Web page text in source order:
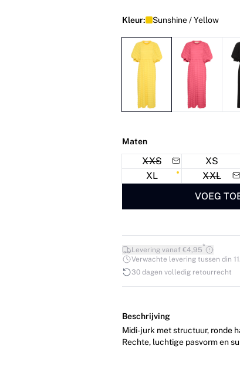
Kleur: Sunshine / Yellow
Maten
XXS XS
XL
XXL
VOEG
Levering vanaf €4,95*
Verwachte levering tussen din
30 dagen volledig retourrecht
Beschrijving
Midi-jurk met structuur, ronde
Rechte, luchtige pasvorm en